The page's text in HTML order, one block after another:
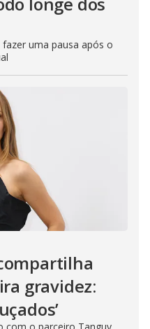
uma pausa após o
gravidez: